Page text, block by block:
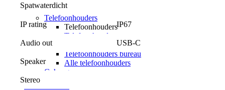
Alle powerbanks
Telefoonhouders
Telefoonhouders
Telefoonhouders auto
Telefoonhouders fiets
Telefoonhouders bureau
Alle telefoonhouders
Geheugen
Spatwaterdicht
IP rating IP67
Audio out USB-C
Speaker
Stereo